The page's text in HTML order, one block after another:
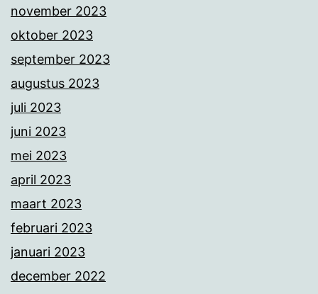
november 2023
oktober 2023
september 2023
augustus 2023
juli 2023
juni 2023
mei 2023
april 2023
maart 2023
februari 2023
januari 2023
december 2022